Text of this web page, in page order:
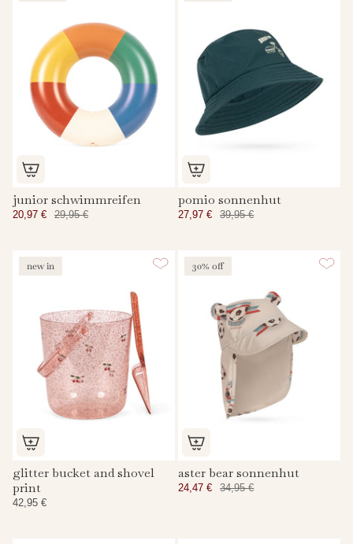
junior schwimmreifen
20,97 € 29,95 €
pomio sonnenhut
27,97 € 39,95 €
new in
glitter bucket and shovel
print
42,95 €
30% off
aster bear sonnenhut
24,47 € 34,95 €